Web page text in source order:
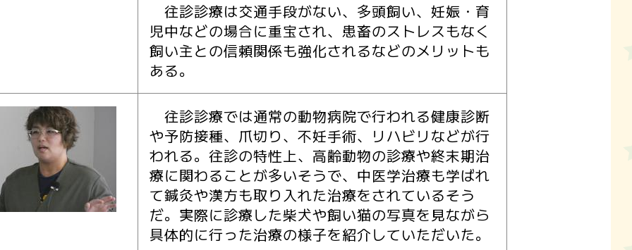
往診診療は交通手段がない、多頭飼い、妊娠・育
児中などの場合に重宝され、患畜のストレスもなく
飼い主との信頼関係も強化されるなどのメリットも
ある。
往診診療では通常の動物病院で行われる健康診断
や予防接種、爪切り、不妊手術、リハビリなどが行
われる。往診の特性上、高齢動物の診療や終末期治
療に関わることが多いそうで、中医学治療も学ばれ
て鍼灸や漢方も取り入れた治療をされているそう
だ。実際に診療した柴犬や飼い猫の写真を見ながら
具体的に行った治療の様子を紹介していただいた。